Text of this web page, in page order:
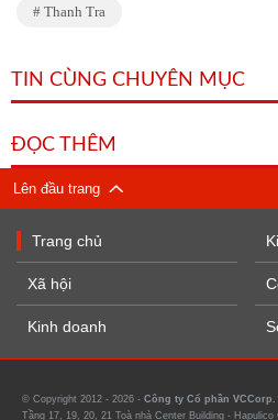
Thanh Tra
TIN CÙNG CHUYÊN MỤC
ĐỌC THÊM
Lên đầu trang
Trang chủ
Xã hội
Kinh doanh
© Copyright 2012 - 2026 - Công ty Cổ phần VCCorp.
Tầng 17, 19, 20, 21 Toà nhà Center Building -